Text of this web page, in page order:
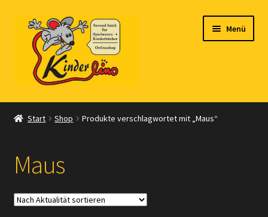
Navigation
springen
Zum
Inhalt
springen
Menü
Start
Shop
Warenkorb
Start Shop Produkte verschlagwortet mit „Maus“
Maus